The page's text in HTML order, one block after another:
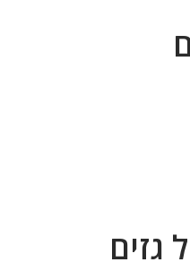
גזים